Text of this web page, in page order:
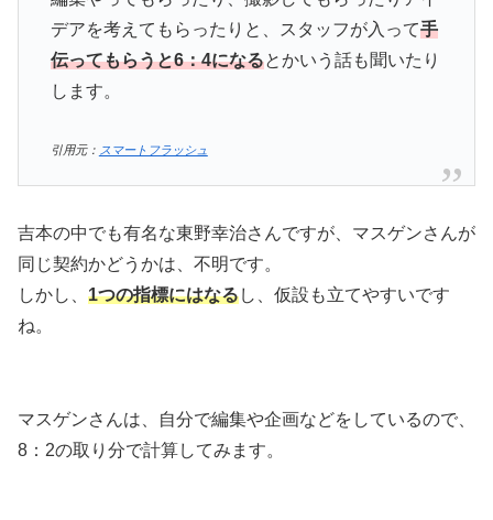
デアを考えてもらったりと、スタッフが入って手
伝ってもらうと6：4になるとかいう話も聞いたり
します。
引用元： スマートフラッシュ
吉本の中でも有名な東野幸治さんですが、マスゲンさんが
同じ契約かどうかは、不明です。
しかし、 1つの指標にはなるし、仮設も立てやすいです
ね。
マスゲンさんは、自分で編集や企画などをしているので、
8：2の取り分で計算してみます。